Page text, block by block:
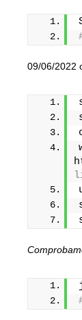
09/06/2022